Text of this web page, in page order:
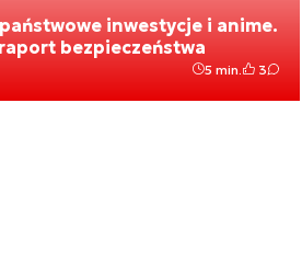
inwestycje i anime.
bezpieczeństwa
5 min. 3